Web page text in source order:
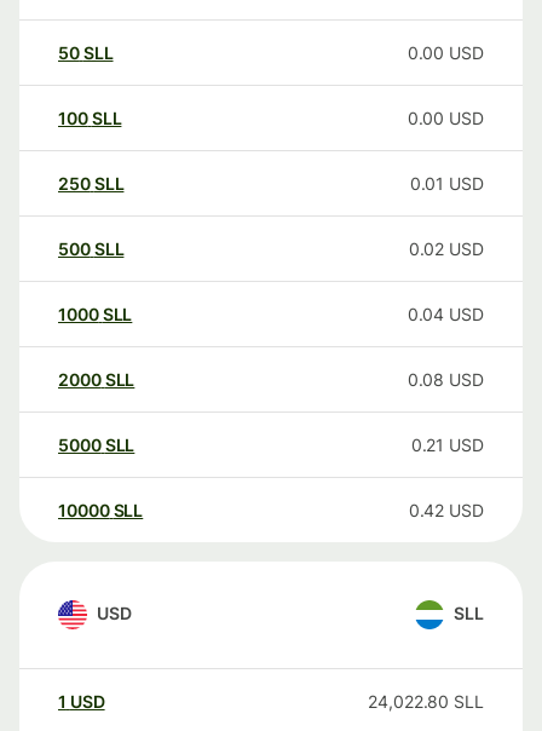
50SLL 0.00 USD
100SLL 0.00 USD
250SLL 0.01 USD
500SLL 0.02 USD
1000SLL 0.04 USD
2000SLL 0.08 USD
5000SLL 0.21 USD
10000 SLL 0.42 USD
USD SLL
1 USD 24,022.80 SLL